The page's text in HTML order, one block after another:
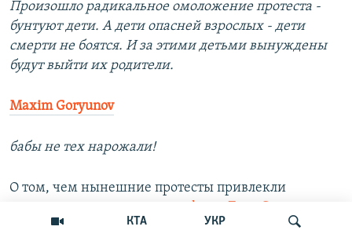
КТА УКР
Произошло радикальное омоложение протеста -
бунтуют дети. А дети опасней взрослых - дети
смерти не боятся. И за этими детьми вынуждены
будут выйти их родители.
Maxim Goryunov
бабы не тех нарожали!
О том, чем нынешние протесты привлекли